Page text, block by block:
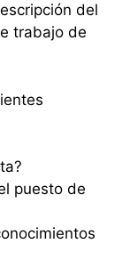
del
trabajo de
puesto de